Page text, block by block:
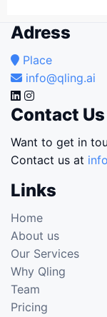
Adress
Place
info@qling.ai
Contact Us
Want to get in
Contact us at
Links
Home
About us
Our Services
Why Qling
Team
Pricing